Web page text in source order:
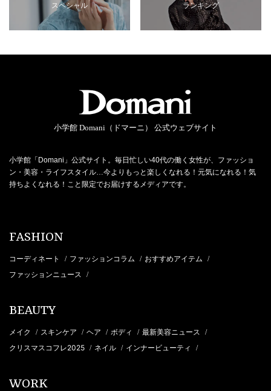
スペシャル ランキング
小学館 Domani（ドマーニ） 公式ウェブサイト
小学館「Domani」公式サイト。毎日忙しい40代の働く女性が、ファッショ
ン・美容・ライフスタイル…今よりもっと楽しくなれる！元気になれる！気
持ちよくなれる！こと限定でお届けするメディアです。
FASHION
コーディネート / ファッションコラム / おすすめアイテム /
ファッションニュース /
BEAUTY
メイク / スキンケア / ヘア / ボディ / 最新美容ニュース /
クリスマスコフレ2025 / ネイル / インナービューティ /
WORK